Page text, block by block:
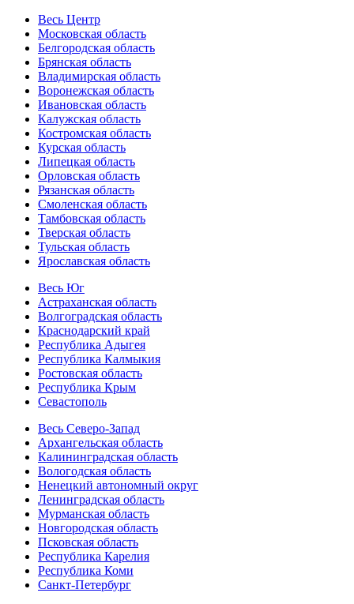
Весь Центр
Московская область
Белгородская область
Брянская область
Владимирская область
Воронежская область
Ивановская область
Калужская область
Костромская область
Курская область
Липецкая область
Орловская область
Рязанская область
Смоленская область
Тамбовская область
Тверская область
Тульская область
Ярославская область
Весь Юг
Астраханская область
Волгоградская область
Краснодарский край
Республика Адыгея
Республика Калмыкия
Ростовская область
Республика Крым
Севастополь
Весь Северо-Запад
Архангельская область
Калининградская область
Вологодская область
Ненецкий автономный округ
Ленинградская область
Мурманская область
Новгородская область
Псковская область
Республика Карелия
Республика Коми
Санкт-Петербург